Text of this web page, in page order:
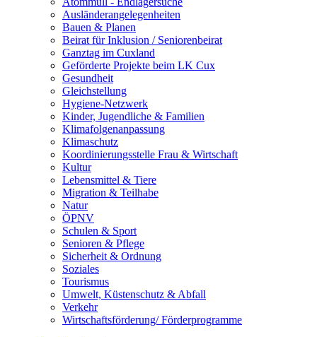
Ausländerangelegenheiten
Bauen & Planen
Beirat für Inklusion / Seniorenbeirat
Ganztag im Cuxland
Geförderte Projekte beim LK Cux
Gesundheit
Gleichstellung
Hygiene-Netzwerk
Kinder, Jugendliche & Familien
Klimafolgenanpassung
Klimaschutz
Koordinierungsstelle Frau & Wirtschaft
Kultur
Lebensmittel & Tiere
Migration & Teilhabe
Natur
ÖPNV
Schulen & Sport
Senioren & Pflege
Sicherheit & Ordnung
Soziales
Tourismus
Umwelt, Küstenschutz & Abfall
Verkehr
Wirtschaftsförderung/ Förderprogramme